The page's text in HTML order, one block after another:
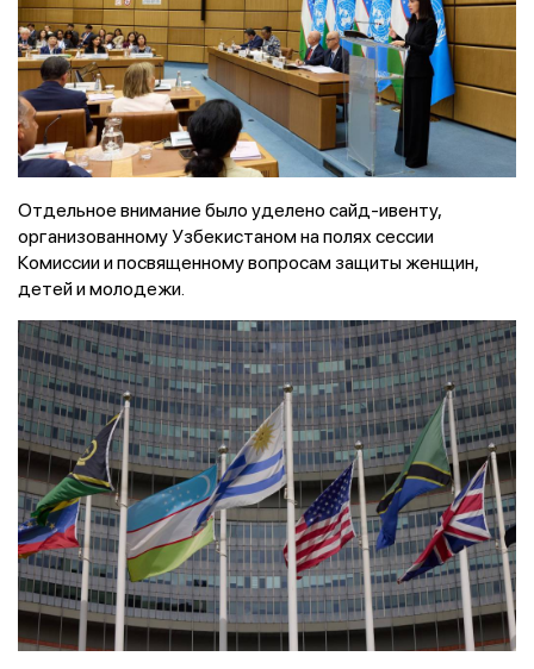
Отдельное внимание было уделено сайд-ивенту,
организованному Узбекистаном на полях сессии
Комиссии и посвященному вопросам защиты женщин,
детей и молодежи.